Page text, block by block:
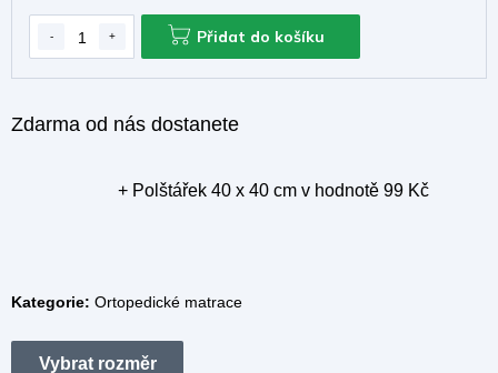
Zdarma od nás dostanete
+ Polštářek 40 x 40 cm v hodnotě 99 Kč
Kategorie: Ortopedické matrace
Přidat do košíku